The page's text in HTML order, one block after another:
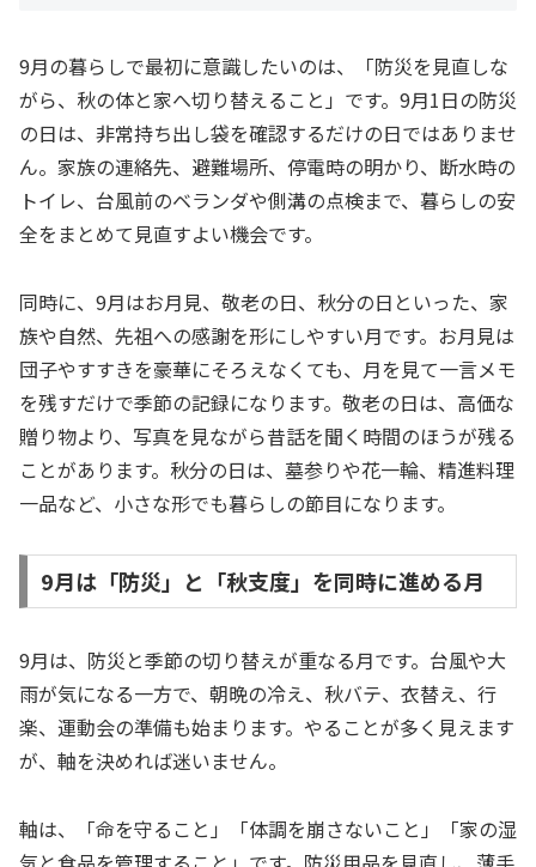
9月の暮らしで最初に意識したいのは、「防災を見直しな
がら、秋の体と家へ切り替えること」です。9月1日の防災
の日は、非常持ち出し袋を確認するだけの日ではありませ
ん。家族の連絡先、避難場所、停電時の明かり、断水時の
トイレ、台風前のベランダや側溝の点検まで、暮らしの安
全をまとめて見直すよい機会です。
同時に、9月はお月見、敬老の日、秋分の日といった、家
族や自然、先祖への感謝を形にしやすい月です。お月見は
団子やすすきを豪華にそろえなくても、月を見て一言メモ
を残すだけで季節の記録になります。敬老の日は、高価な
贈り物より、写真を見ながら昔話を聞く時間のほうが残る
ことがあります。秋分の日は、墓参りや花一輪、精進料理
一品など、小さな形でも暮らしの節目になります。
9月は「防災」と「秋支度」を同時に進める月
9月は、防災と季節の切り替えが重なる月です。台風や大
雨が気になる一方で、朝晩の冷え、秋バテ、衣替え、行
楽、運動会の準備も始まります。やることが多く見えます
が、軸を決めれば迷いません。
軸は、「命を守ること」「体調を崩さないこと」「家の湿